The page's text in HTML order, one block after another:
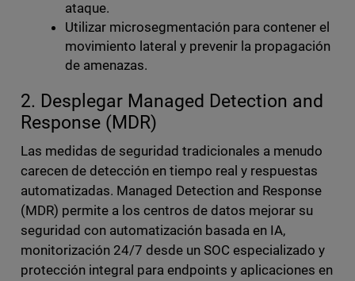
ataque.
Utilizar microsegmentación para contener el
movimiento lateral y prevenir la propagación
de amenazas.
2. Desplegar Managed Detection and
Response (MDR)
Las medidas de seguridad tradicionales a menudo
carecen de detección en tiempo real y respuestas
automatizadas. Managed Detection and Response
(MDR) permite a los centros de datos mejorar su
seguridad con automatización basada en IA,
monitorización 24/7 desde un SOC especializado y
protección integral para endpoints y aplicaciones en